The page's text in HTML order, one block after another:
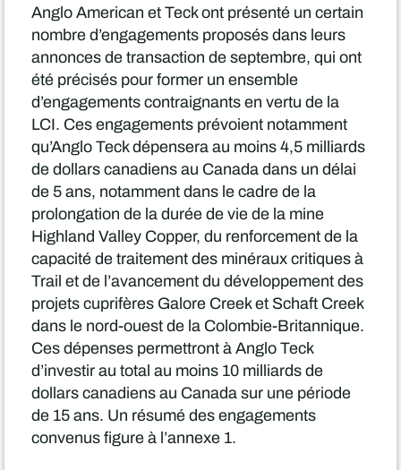
Anglo American et Teck ont présenté un certain
nombre d’engagements proposés dans leurs
annonces de transaction de septembre, qui ont
été précisés pour former un ensemble
d’engagements contraignants en vertu de la
LCI. Ces engagements prévoient notamment
qu’Anglo Teck dépensera au moins 4,5 milliards
de dollars canadiens au Canada dans un délai
de 5 ans, notamment dans le cadre de la
prolongation de la durée de vie de la mine
Highland Valley Copper, du renforcement de la
capacité de traitement des minéraux critiques à
Trail et de l’avancement du développement des
projets cuprifères Galore Creek et Schaft Creek
dans le nord-ouest de la Colombie-Britannique.
Ces dépenses permettront à Anglo Teck
d’investir au total au moins 10 milliards de
dollars canadiens au Canada sur une période
de 15 ans. Un résumé des engagements
convenus figure à l’annexe 1.